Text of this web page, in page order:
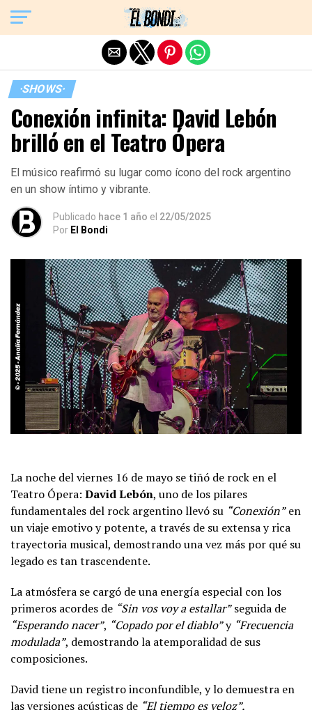
·SHOWS·
Conexión infinita: David Lebón
brilló en el Teatro Ópera
El músico reafirmó su lugar como ícono del rock argentino
en un show íntimo y vibrante.
Publicado hace 1 año el 22/05/2025
Por El Bondi
La noche del viernes 16 de mayo se tiñó de rock en el
Teatro Ópera: David Lebón, uno de los pilares
fundamentales del rock argentino llevó su “Conexión”en
un viaje emotivo y potente, a través de su extensa y rica
trayectoria musical, demostrando una vez más por qué su
legado es tan trascendente.
La atmósfera se cargó de una energía especial con los
primeros acordes de “Sin vos voy a estallar”seguida de
“Esperando nacer”, “Copado por el diablo”y “Frecuencia
modulada”, demostrando la atemporalidad de sus
composiciones.
David tiene un registro inconfundible, y lo demuestra en
las versiones acústicas de “El tiempo es veloz”,
Exit mobile version